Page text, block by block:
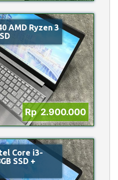
AMD Ryzen 3
Rp 2.900.000
Core i3-
SSD +